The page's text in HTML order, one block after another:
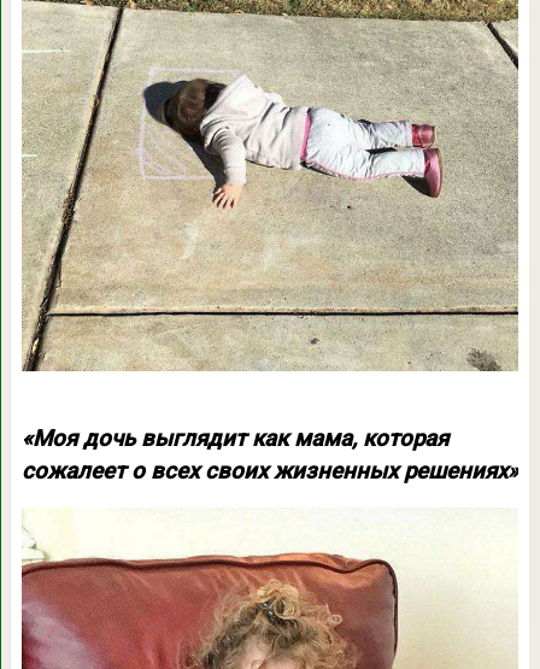
«Моя дочь выглядит как мама, которая
сожалеет о всех своих жизненных решениях»